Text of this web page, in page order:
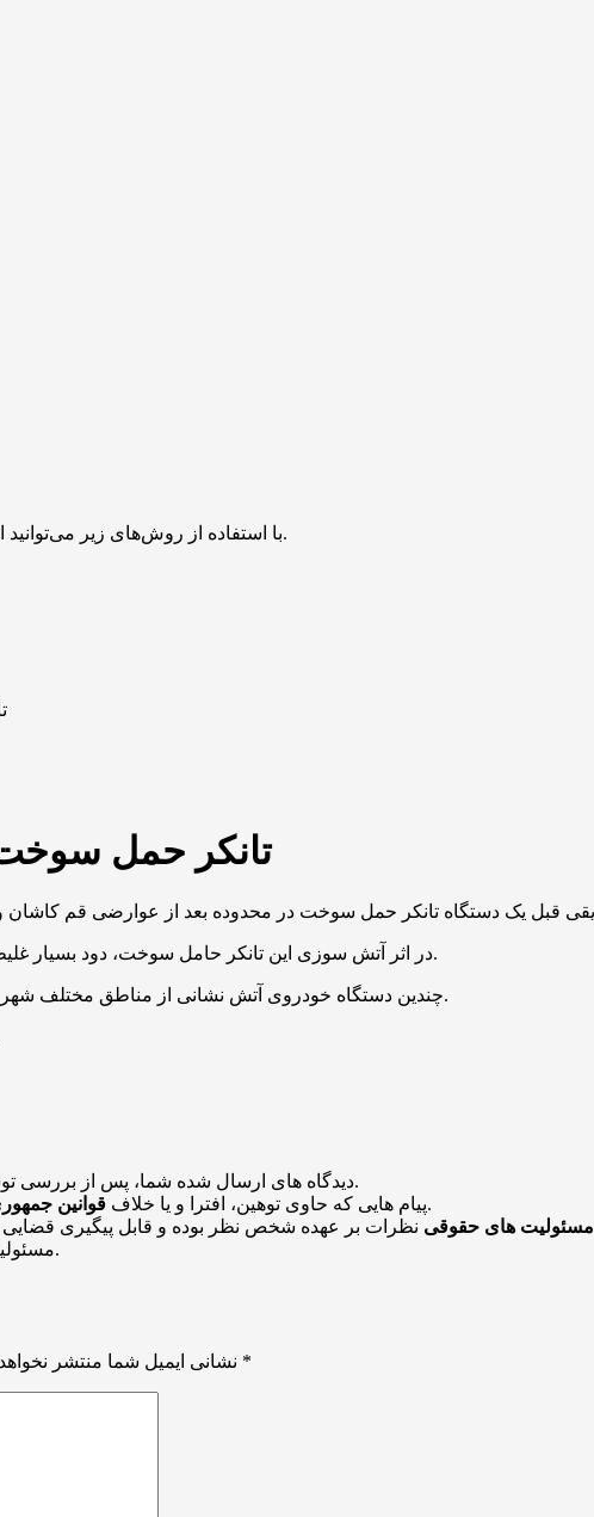
با استفاده از روش‌های زیر می‌توانید این صفحه را با دوستان خود به اشتراک بگذارید.
تانکر حمل
در اثر آتش سوزی این تانکر حامل سوخت، دود بسیار غلیظی منطقه شرقی شهر قم را فرا گرفته است.
چندین دستگاه خودروی آتش نشانی از مناطق مختلف شهر قم برای اطفای حریق عازم محل حادثه شدند.
دیدگاه های ارسال شده شما، پس از بررسیمنتشر خواهد شد.
پیام هایی که حاوی توهین، افترا و یا خلاف قوانین
باشد منتشر نخواهد شد.
مسئولیت های حقوقی نظرات بر عهده شخص نظر بوده و قابل پیگیری
مسئولیت بر عهده شخص نظر دهنده خواهد بود.
نشانی ایمیل شما منتشر *